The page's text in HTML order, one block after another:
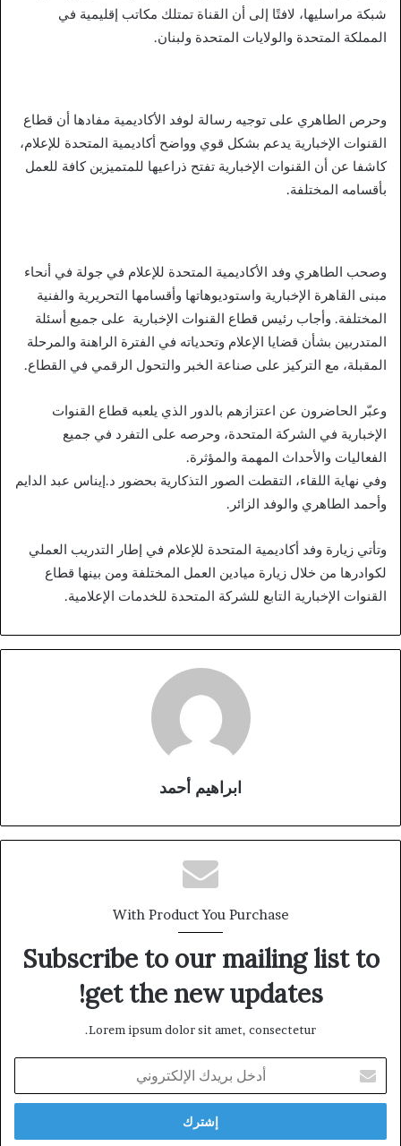
شبكة مراسليها، لافتًا إلى أن القناة تمتلك مكاتب إقليمية في
المملكة المتحدة والولايات المتحدة ولبنان.
وحرص الطاهري على توجيه رسالة لوفد الأكاديمية مفادها أن قطاع
القنوات الإخبارية يدعم بشكل قوي وواضح أكاديمية المتحدة للإعلام،
كاشفا عن أن القنوات الإخبارية تفتح ذراعيها للمتميزين كافة للعمل
بأقسامه المختلفة.
وصحب الطاهري وفد الأكاديمية المتحدة للإعلام في جولة في أنحاء
مبنى القاهرة الإخبارية واستوديوهاتها وأقسامها التحريرية والفنية
المختلفة. وأجاب رئيس قطاع القنوات الإخبارية على جميع أسئلة
المتدربين بشأن قضايا الإعلام وتحدياته في الفترة الراهنة والمرحلة
المقبلة، مع التركيز على صناعة الخبر والتحول الرقمي في القطاع.
وعبّر الحاضرون عن اعتزازهم بالدور الذي يلعبه قطاع القنوات
الإخبارية في الشركة المتحدة، وحرصه على التفرد في جميع
الفعاليات والأحداث المهمة والمؤثرة.
وفي نهاية اللقاء، التقطت الصور التذكارية بحضور د.إيناس عبد الدايم
وأحمد الطاهري والوفد الزائر.
وتأتي زيارة وفد أكاديمية المتحدة للإعلام في إطار التدريب العملي
لكوادرها من خلال زيارة ميادين العمل المختلفة ومن بينها قطاع
القنوات الإخبارية التابع للشركة المتحدة للخدمات الإعلامية.
ابراهيم أحمد
With Product You Purchase
Subscribe to our mailing list to
get the new updates!
Lorem ipsum dolor sit amet, consectetur.
بريدك
الإلكتروني